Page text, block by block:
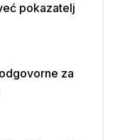
pokazatelj
za